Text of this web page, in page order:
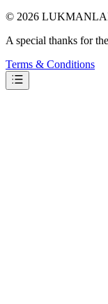
© 2026
A special thanks for
Terms & Conditions